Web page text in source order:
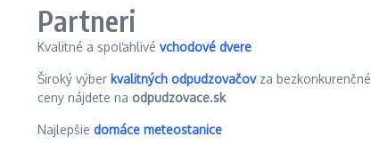
Partneri
Kvalitné a spoľahlivé vchodové dvere
Široký výber kvalitných odpudzovačovza bezkonkurenčné
ceny nájdete na odpudzovace.sk
Najlepšie domáce meteostanice